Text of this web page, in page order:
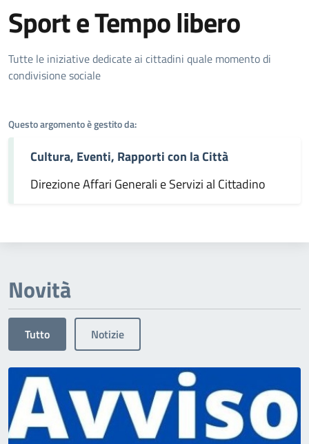
Sport e Tempo libero
Dettagli dell'argomento
Tutte le iniziative dedicate ai cittadini quale momento di
condivisione sociale
Questo argomento è gestito da:
Cultura, Eventi, Rapporti con la Città
Direzione Affari Generali e Servizi al Cittadino
Novità
Tutto Notizie